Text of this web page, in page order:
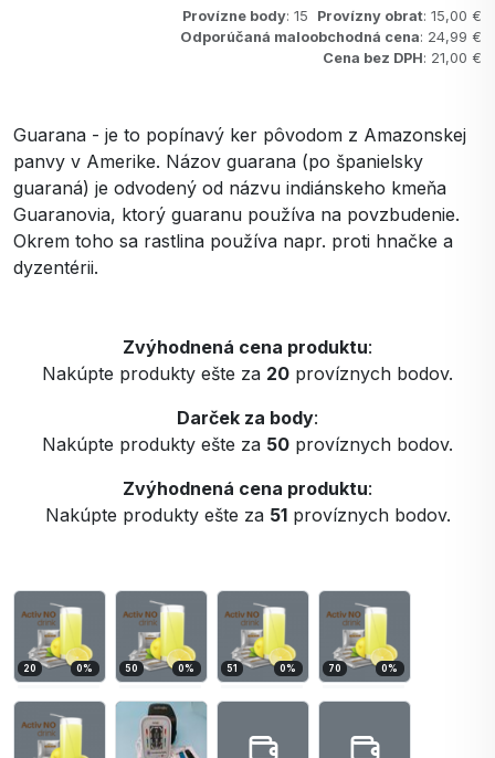
Provízne body: 15 Provízny obrat: 15,00 €
Odporúčaná maloobchodná cena: 24,99 €
Cena bez DPH: 21,00 €
Guarana - je to popínavý ker pôvodom z Amazonskej
panvy v Amerike. Názov guarana (po španielsky
guaraná) je odvodený od názvu indiánskeho kmeňa
Guaranovia, ktorý guaranu používa na povzbudenie.
Okrem toho sa rastlina používa napr. proti hnačke a
dyzentérii.
Zvýhodnená cena produktu:
Nakúpte produkty ešte za 20 províznych bodov.
Darček za body:
Nakúpte produkty ešte za 50 províznych bodov.
Zvýhodnená cena produktu:
Nakúpte produkty ešte za 51províznych bodov.
20 0% 50 0% 51 0% 70 0%